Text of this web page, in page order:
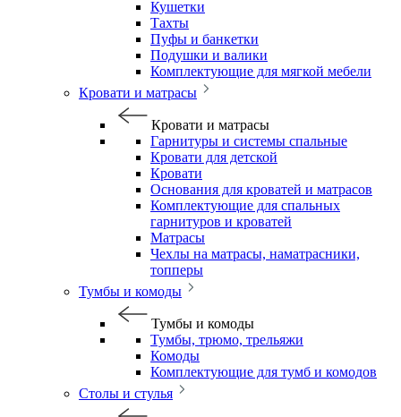
Кушетки
Тахты
Пуфы и банкетки
Подушки и валики
Комплектующие для мягкой мебели
Кровати и матрасы
Кровати и матрасы
Гарнитуры и системы спальные
Кровати для детской
Кровати
Основания для кроватей и матрасов
Комплектующие для спальных
гарнитуров и кроватей
Матрасы
Чехлы на матрасы, наматрасники,
топперы
Тумбы и комоды
Тумбы и комоды
Тумбы, трюмо, трельяжи
Комоды
Комплектующие для тумб и комодов
Столы и стулья